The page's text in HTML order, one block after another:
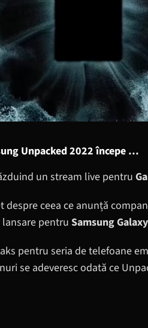
Unpacked 2022 începe …
un stream live pentru
ceea ce anunță
pentruSamsung
pentru seria de telefoane
se adeveresc odată ce